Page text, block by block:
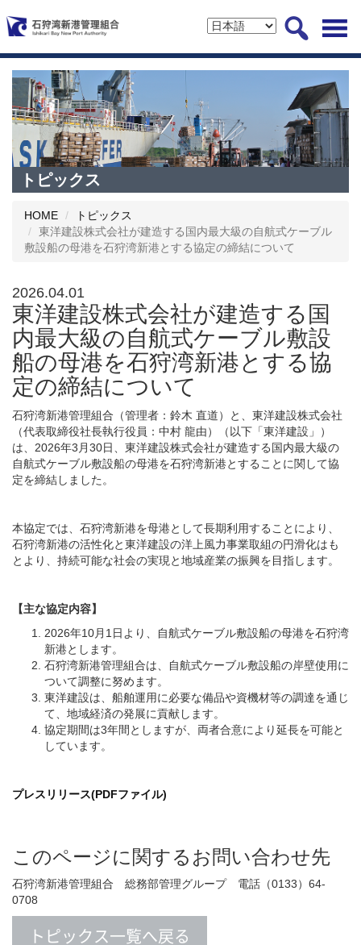
トピックス
HOME
トピックス
東洋建設株式会社が建造する国内最大級の自航式ケーブル
敷設船の母港を石狩湾新港とする協定の締結について
2026.04.01
東洋建設株式会社が建造する国
内最大級の自航式ケーブル敷設
船の母港を石狩湾新港とする協
定の締結について
石狩湾新港管理組合（管理者：鈴木 直道）と、東洋建設株式会社
（代表取締役社長執行役員：中村 龍由）（以下「東洋建設」）
は、2026年3月30日、東洋建設株式会社が建造する国内最大級の
自航式ケーブル敷設船の母港を石狩湾新港とすることに関して協
定を締結しました。
本協定では、石狩湾新港を母港として長期利用することにより、
石狩湾新港の活性化と東洋建設の洋上風力事業取組の円滑化はも
とより、持続可能な社会の実現と地域産業の振興を目指します。
【主な協定内容】
2026年10月1日より、自航式ケーブル敷設船の母港を石狩湾
新港とします。
石狩湾新港管理組合は、自航式ケーブル敷設船の岸壁使用に
ついて調整に努めます。
東洋建設は、船舶運用に必要な備品や資機材等の調達を通じ
て、地域経済の発展に貢献します。
協定期間は3年間としますが、両者合意により延長を可能と
しています。
プレスリリース(PDFファイル)
このページに関するお問い合わせ先
石狩湾新港管理組合 総務部管理グループ 電話（0133）64-
0708
トピックス一覧へ戻る